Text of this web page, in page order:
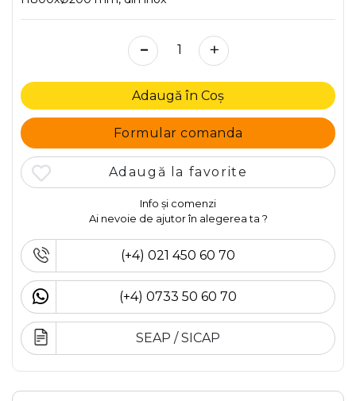
- +
Adaugă în Coș
Formular comanda
Adaugă la favorite
Info și comenzi
Ai nevoie de ajutor în alegerea ta ?
(+4) 021 450 60 70
(+4) 0733 50 60 70
SEAP / SICAP